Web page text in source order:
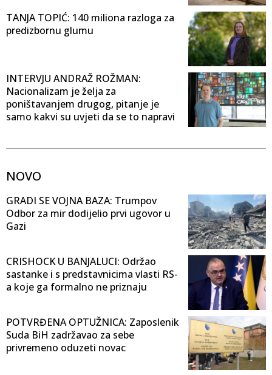
TANJA TOPIĆ: 140 miliona razloga za
predizbornu glumu
INTERVJU ANDRAŽ ROŽMAN:
Nacionalizam je želja za
poništavanjem drugog, pitanje je
samo kakvi su uvjeti da se to napravi
NOVO
GRADI SE VOJNA BAZA: Trumpov
Odbor za mir dodijelio prvi ugovor u
Gazi
CRISHOCK U BANJALUCI: Održao
sastanke i s predstavnicima vlasti RS-
a koje ga formalno ne priznaju
POTVRĐENA OPTUŽNICA: Zaposlenik
Suda BiH zadržavao za sebe
privremeno oduzeti novac